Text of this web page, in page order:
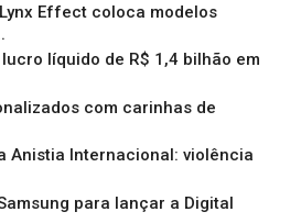
Effect coloca modelos
líquido de R$ 1,4 bilhão em
com carinhas de
Anistia Internacional: violência
para lançar a Digital